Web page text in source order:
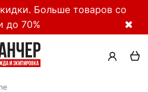
Больше товаров со
до 70%
✖